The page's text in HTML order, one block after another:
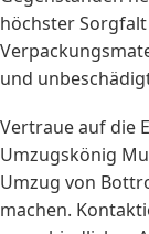
höchster
und
Vertraue auf die
Umzugskönig
Umzug von
machen.